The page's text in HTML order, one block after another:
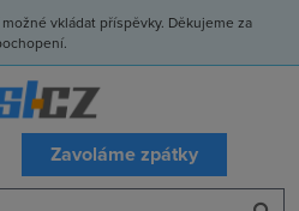
vkládat příspěvky. Děkujeme za
Zavoláme zpátky